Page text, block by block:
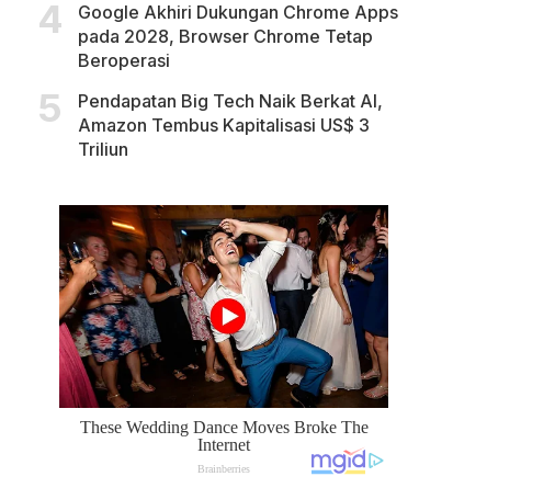
Google Akhiri Dukungan Chrome Apps
pada 2028, Browser Chrome Tetap
Beroperasi
Pendapatan Big Tech Naik Berkat AI,
Amazon Tembus Kapitalisasi US$ 3
Triliun